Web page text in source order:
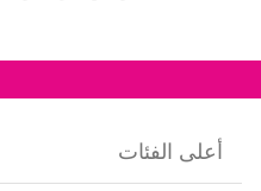
أعلى الفئات